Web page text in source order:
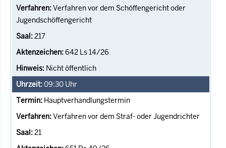
Verfahren vor dem Schöffengericht oder
Jugendschöffengericht
217
642 Ls 14/26
Nicht öffentlich
09:30 Uhr
Hauptverhandlungstermin
Verfahren vor dem Straf- oder Jugendrichter
21